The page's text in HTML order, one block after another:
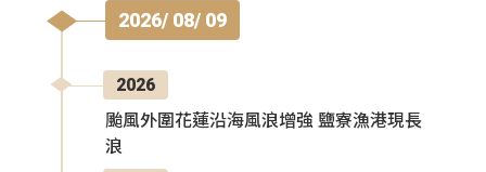
2026/ 08/ 09
2026
颱風外圍花蓮沿海風浪增強 鹽寮漁港現長
浪